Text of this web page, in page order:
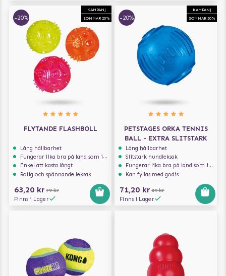
KAMPANJ
SOMMAR 20%
-20%
FLYTANDE FLASHBOLL
Lång hållbarhet
Fungerar lika bra på land som i vatten
Enkel att kasta långt
Rolig och spännande leksak
63,20 kr 79 kr
Finns i Lager
KAMPANJ
SOMMAR 20%
-20%
PETSTAGES ORKA TENNIS
BALL - EXTRA SLITSTARK
Lång hållbarhet
Slitstark hundleksak
Fungerar lika bra på land som i vatten
Kan fyllas med godis
71,20 kr 89 kr
Finns i Lager